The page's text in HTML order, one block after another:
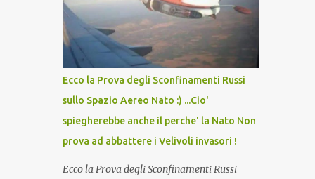
lo scopo della temperatura? Qualcuno a suo
tempo ribattezzo' il Vaccino come: l' Amaro
del Capo, era "spettacolare Ghiacciato, ma
andava bene anche, a Temperatura
Ambiente"! Riproponiamo l'articolo per NON
Ecco la Prova degli Sconfinamenti Russi
sullo Spazio Aereo Nato :) ...Cio'
spiegherebbe anche il perche' la Nato Non
prova ad abbattere i Velivoli invasori !
Ecco la Prova degli Sconfinamenti Russi